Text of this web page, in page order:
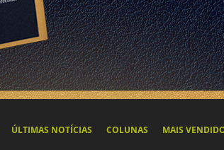
ÚLTIMAS NOTÍCIAS COLUNAS MAIS